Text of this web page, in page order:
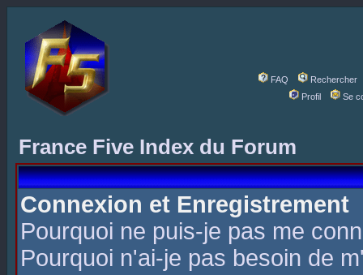
FAQ
Rechercher
Profil
Se
France Five Index du Forum
Connexion et Enregistrement
Pourquoi ne puis-je pas me
Pourquoi n'ai-je pas besoin de